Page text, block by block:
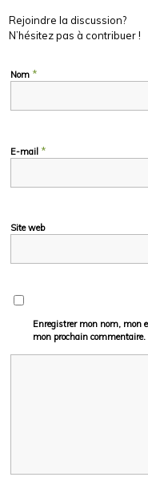
Rejoindre la discussion?
N’hésitez pas à contribuer !
Nom *
E-mail *
Site web
Enregistrer mon nom, mon
mon prochain commentaire.